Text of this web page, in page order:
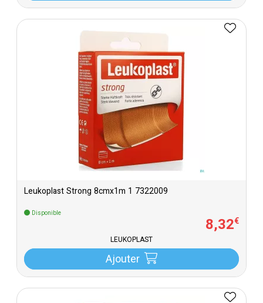
Leukoplast Strong 8cmx1m 1 7322009
Disponible
8,32€
LEUKOPLAST
Ajouter